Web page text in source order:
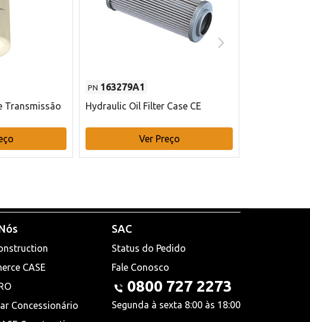
Transmissão
PN 163279A1
Hydraulic Oil Filter Case CE
Ver Preço
CASE
Concessionário
SAC
Status do Pedido
Fale Conosco
0800 727 2273
Segunda à sexta 8:00 às 18:00